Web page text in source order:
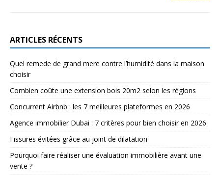
ARTICLES RÉCENTS
Quel remede de grand mere contre l’humidité dans la maison
choisir
Combien coûte une extension bois 20m2 selon les régions
Concurrent Airbnb : les 7 meilleures plateformes en 2026
Agence immobilier Dubai : 7 critères pour bien choisir en 2026
Fissures évitées grâce au joint de dilatation
Pourquoi faire réaliser une évaluation immobilière avant une
vente ?